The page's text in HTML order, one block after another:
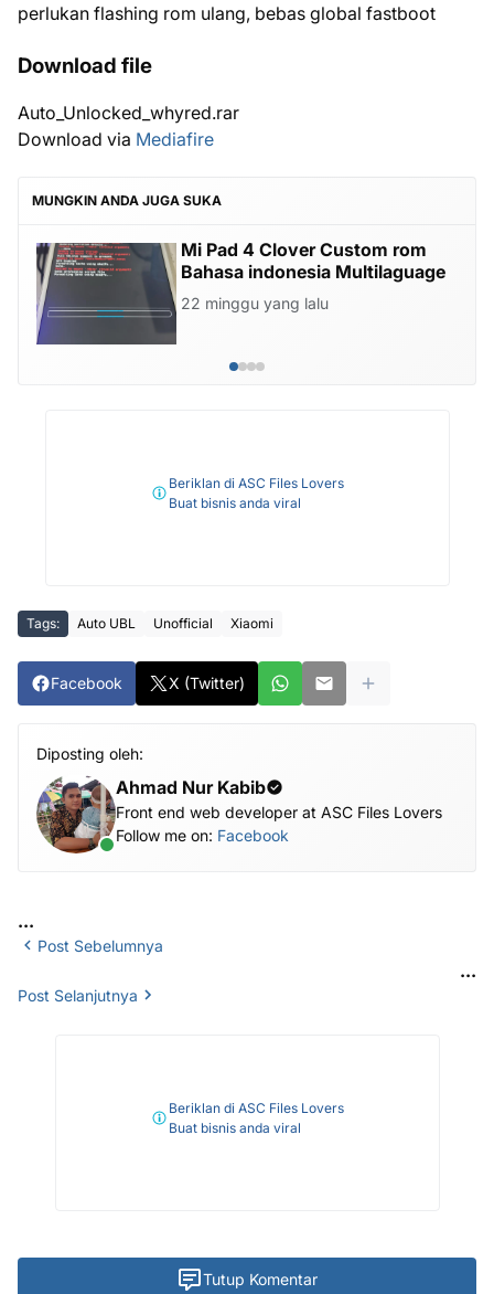
perlukan flashing rom ulang, bebas global fastboot
Download file
Auto_Unlocked_whyred.rar
Download via Mediafire
MUNGKIN ANDA JUGA SUKA
Mi Pad 4 Clover Custom rom
Bahasa indonesia Multilaguage
22 minggu yang lalu
Beriklan di ASC Files Lovers
Buat bisnis anda viral
Tags: Auto UBL Unofficial Xiaomi
Facebook X (Twitter)
Diposting oleh:
Ahmad Nur Kabib
Front end web developer at ASC Files Lovers
Follow me on: Facebook
...
Post Sebelumnya
...
Post Selanjutnya
Beriklan di ASC Files Lovers
Buat bisnis anda viral
Tutup Komentar